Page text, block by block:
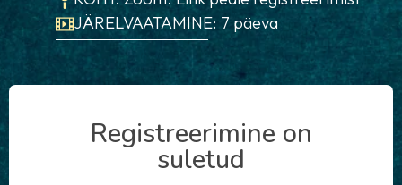
JÄRELVAATAMINE: 7 päeva
Registreerimine on
suletud